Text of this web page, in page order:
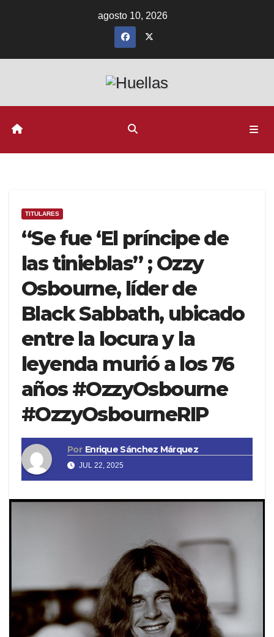
agosto 10, 2026
TITULARES
“Se fue ‘El príncipe de
las tinieblas” ; Ozzy
Osbourne, líder de
Black Sabbath, ubicado
entre la locura y la
leyenda murió a los 76
años #OzzyOsbourne
#OzzyOsbourneRIP
Por Enrique Sánchez Márquez
JUL 22, 2025